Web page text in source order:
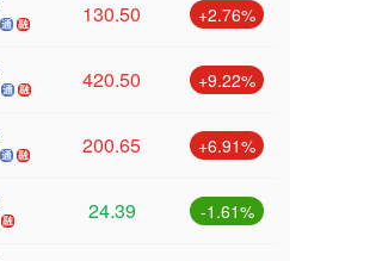
130.50 +2.76%
420.50 +9.22%
200.65 +6.91%
24.39 -1.61%